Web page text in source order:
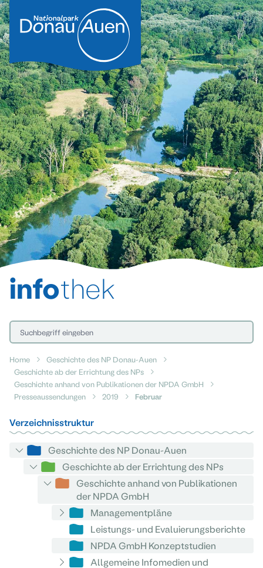
infothek
Home
Geschichte des NP Donau-Auen
Geschichte ab der Errichtung des NPs
Geschichte anhand von Publikationen der NPDA GmbH
Presseaussendungen
2019 Februar
Verzeichnisstruktur
Geschichte des NP Donau-Auen
Geschichte ab der Errichtung des NPs
Geschichte anhand von Publikationen
der NPDA GmbH
Managementpläne
Leistungs- und Evaluierungsberichte
NPDA GmbH Konzeptstudien
Allgemeine Infomedien und